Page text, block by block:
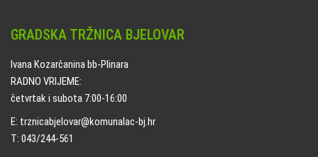
GRADSKA TRŽNICA BJELOVAR
Ivana Kozarčanina bb-Plinara
RADNO VRIJEME:
četvrtak i subota 7:00-16:00
E: trznicabjelovar@komunalac-bj.hr
T: 043/244-561